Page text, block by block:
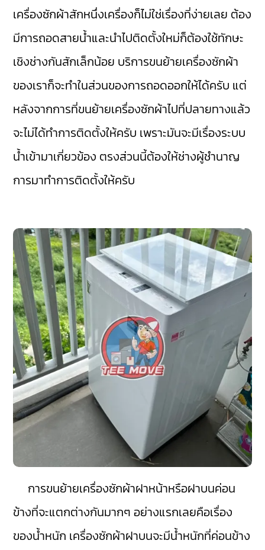
เครื่องซักผ้าสักหนึ่งเครื่องก็ไม่ใช่เรื่องที่ง่ายเลย ต้อง
มีการถอดสายน้ำและนำไปติดตั้งใหม่ก็ต้องใช้ทักษะ
เชิงช่างกันสักเล็กน้อย บริการขนย้ายเครื่องซักผ้า
ของเราก็จะทำในส่วนของการถอดออกให้ได้ครับ แต่
หลังจากการที่ขนย้ายเครื่องซักผ้าไปที่ปลายทางแล้ว
จะไม่ได้ทำการติดตั้งให้ครับ เพราะมันจะมีเรื่องระบบ
น้ำเข้ามาเกี่ยวข้อง ตรงส่วนนี้ต้องให้ช่างผู้ชำนาญ
การมาทำการติดตั้งให้ครับ
การขนย้ายเครื่องซักผ้าฝาหน้าหรือฝาบนค่อน
ข้างที่จะแตกต่างกันมากๆ อย่างแรกเลยคือเรื่อง
ของน้ำหนัก เครื่องซักผ้าฝาบนจะมีน้ำหนักที่ค่อนข้าง